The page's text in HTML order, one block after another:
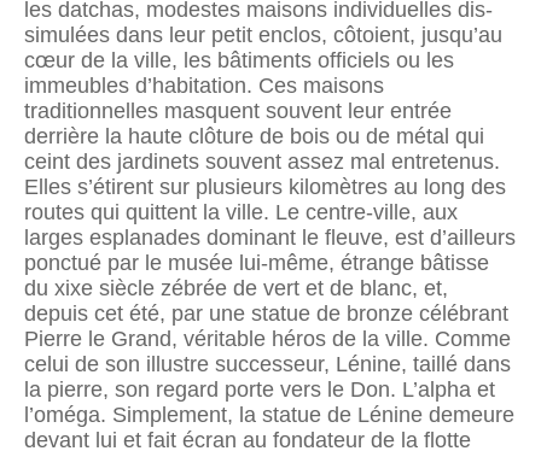
les datchas, modestes maisons individuelles dis­
simulées dans leur petit enclos, côtoient, jusqu’au
cœur de la ville, les bâtiments officiels ou les
immeubles d’habitation. Ces maisons
traditionnelles masquent souvent leur entrée
derrière la haute clôture de bois ou de métal qui
ceint des jardinets souvent assez mal entre­tenus.
Elles s’étirent sur plusieurs kilomètres au long des
routes qui quittent la ville. Le centre-ville, aux
larges esplanades dominant le fleuve, est d’ailleurs
ponctué par le musée lui-même, étrange bâtisse
du xixe siècle zébrée de vert et de blanc, et,
depuis cet été, par une statue de bronze célébrant
Pierre le Grand, véritable héros de la ville. Comme
celui de son illustre successeur, Lénine, taillé dans
la pierre, son regard porte vers le Don. L’alpha et
l’oméga. Simplement, la statue de Lénine demeure
devant lui et fait écran au fondateur de la flotte